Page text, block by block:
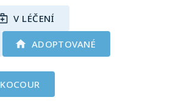
V LÉČENÍ
ADOPTOVANÉ
KOCOUR